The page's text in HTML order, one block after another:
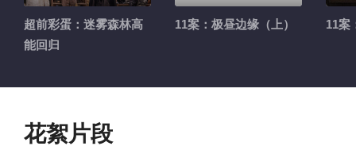
超前彩蛋：迷雾森林高
能回归
11案：极昼边缘（上） 11案
花絮片段